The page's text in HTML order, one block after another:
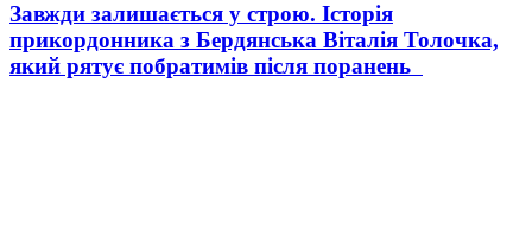
Завжди залишається у строю. Історія
прикордонника з Бердянська Віталія Толочка,
який рятує побратимів після поранень